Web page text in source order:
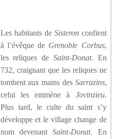
Les habitants de Sisteronconfient
à l’évêque de Grenoble Corbus,
les reliques de Saint-Donat. En
732, craignant que les reliques ne
tombent aux mains des Sarrazins,
celui les emmène à Jovinzieu.
Plus tard, le culte du saint s’y
développe et le village change de
nom devenantSaint-Donat. En